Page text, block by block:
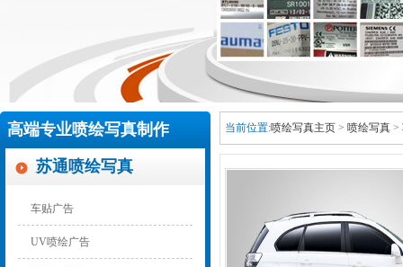
高端专业喷绘写真制作
苏通喷绘写真
车贴广告
UV喷绘广告
当前位置:喷绘写真主页 > 喷绘写真 >